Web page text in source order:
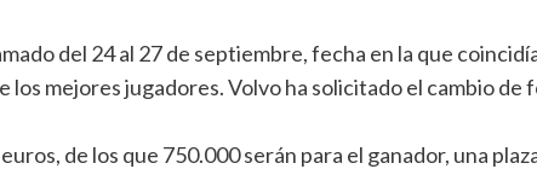
del 24 al 27 de septiembre, fecha en la que
mejores jugadores. Volvo ha solicitado el cambio
de los que 750.000 serán para el ganador, una